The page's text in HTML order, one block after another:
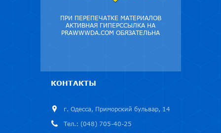
ПРИ ПЕРЕПЕЧАТКЕ МАТЕРИАЛОВ
АКТИВНАЯ ГИПЕРССЫЛКА НА
PRAWWWDA.COM ОБЯЗАТЕЛЬНА
КОНТАКТЫ
г. Одесса, Приморский бульвар, 14
Тел.: (048) 705-40-25